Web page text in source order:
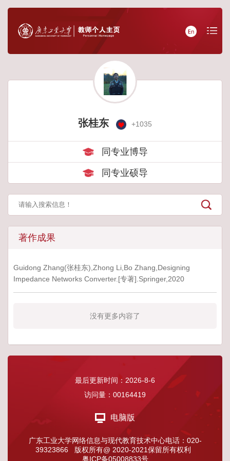
张桂东 +1035
同专业博导
同专业硕导
著作成果
Guidong Zhang(张桂东),Zhong Li,Bo Zhang,Designing
Impedance Networks Converter.[专著].Springer,2020
没有更多内容了
最后更新时间： 2026-8-6
访问量： 00164419
电脑版
广东工业大学网络信息与现代教育技术中心电话：020-
39323866 版权所有@ 2020-2021保留所有权利
粤ICP备05008833号